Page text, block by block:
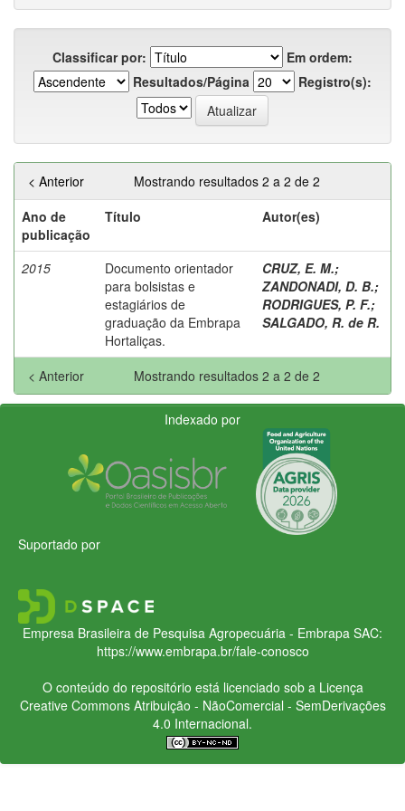
Classificar por:
Em ordem:
Resultados/Página
Registro(s):
Mostrando resultados 2 a 2 de 2
< Anterior
Ano de
publicação
Título Autor(es)
2015
Documento orientador
para bolsistas e
estagiários de
graduação da Embrapa
Hortaliças.
CRUZ, E. M.;
ZANDONADI, D. B.;
RODRIGUES, P. F.;
SALGADO, R. de R.
Mostrando resultados 2 a 2 de 2
< Anterior
Indexado por
Suportado por
Empresa Brasileira de Pesquisa Agropecuária - Embrapa SAC:
https://www.embrapa.br/fale-conosco
O conteúdo do repositório está licenciado sob a Licença
Creative CommonsAtribuição - NãoComercial - SemDerivações
4.0 Internacional.